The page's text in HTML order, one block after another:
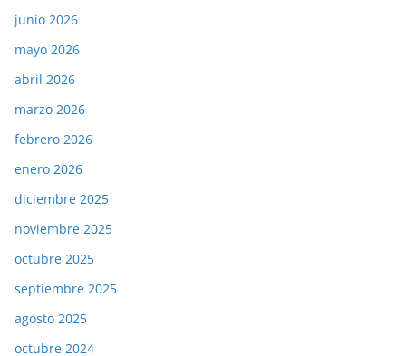
junio 2026
mayo 2026
abril 2026
marzo 2026
febrero 2026
enero 2026
diciembre 2025
noviembre 2025
octubre 2025
septiembre 2025
agosto 2025
octubre 2024